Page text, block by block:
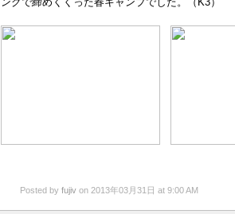
Posted by fujiv on 2013年03月31日 at 9:00 AM